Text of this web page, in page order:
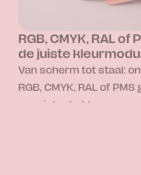
RGB, CMYK, RAL of
de juiste
Van scherm tot staal:
RGB, CMYK, RAL of
consistente kleuren op